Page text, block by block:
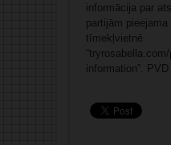
informācija par
partijām
tīmekļvietnē
information”.